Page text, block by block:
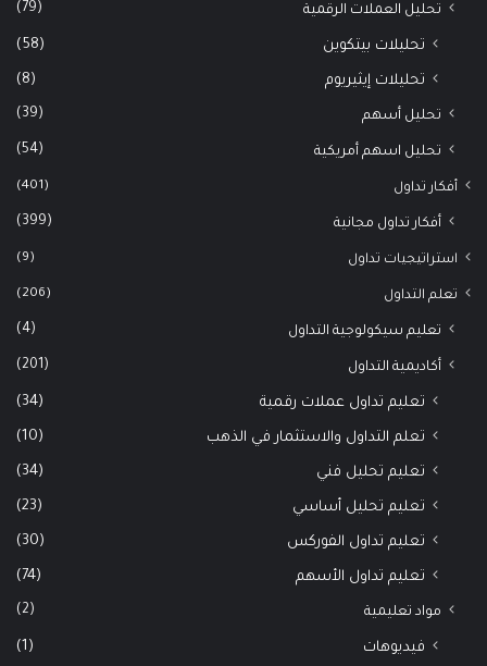
تحليل العملات الرقمية (79)
تحليلات بيتكوين (58)
تحليلات إيثيريوم (8)
تحليل أسهم (39)
تحليل اسهم أمريكية (54)
أفكار تداول (401)
أفكار تداول مجانية (399)
استراتيجيات تداول (9)
تعلم التداول (206)
تعليم سيكولوجية التداول (4)
أكاديمية التداول (201)
تعليم تداول عملات رقمية (34)
تعلم التداول والاستثمار في الذهب (10)
تعليم تحليل فني (34)
تعليم تحليل أساسي (23)
تعليم تداول الفوركس (30)
تعليم تداول الأسهم (74)
مواد تعليمية (2)
فيديوهات (1)